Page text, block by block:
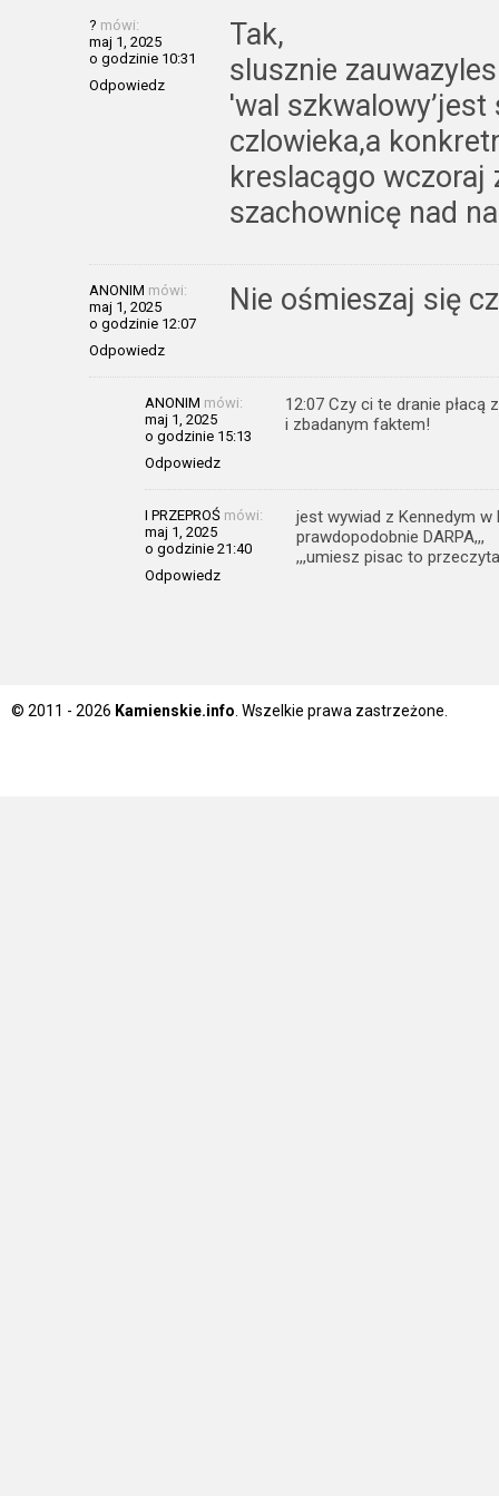
? mówi:
maj 1, 2025
o godzinie 10:31
Odpowiedz
Tak,
slusznie
'wal
czlowieka,a
kreslacągo wczoraj
szachownicę nad
ANONIM mówi:
maj 1, 2025
o godzinie 12:07
Odpowiedz
Nie ośmieszaj się
ANONIM mówi:
maj 1, 2025
o godzinie 15:13
Odpowiedz
12:07 Czy ci te dranie
i zbadanym faktem!
I PRZEPROŚ mówi:
maj 1, 2025
o godzinie 21:40
Odpowiedz
jest wywiad z Kennedym
prawdopodobnie DARPA,,,
,,,umiesz pisac to
© 2011 - 2026 Kamienskie.info . Wszelkie prawa zastrzeżone.